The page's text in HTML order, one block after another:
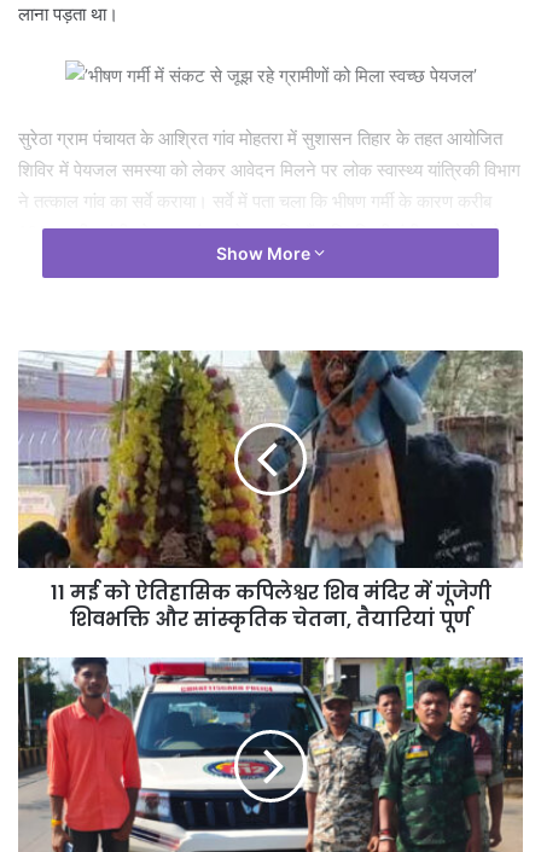
लाना पड़ता था।
सुरेठा ग्राम पंचायत के आश्रित गांव मोहतरा में सुशासन तिहार के तहत आयोजित
शिविर में पेयजल समस्या को लेकर आवेदन मिलने पर लोक स्वास्थ्य यांत्रिकी विभाग
ने तत्काल गांव का सर्वे कराया। सर्वे में पता चला कि भीषण गर्मी के कारण करीब
100 ग्रामीण गंभीर पेयजल संकट से प्रभावित हैं। स्थिति की गंभीरता को देखते हुए
लोक स्वास्थ्य यांत्रिकी विभाग ने त्वरित कार्यवाही कर गांव में नया ट्यूबवेल स्थापित
करने वाला अभियान साबित हो रहा है।
Show More
11 मई को ऐतिहासिक कपिलेश्वर शिव मंदिर में गूंजेगी
शिवभक्ति और सांस्कृतिक चेतना, तैयारियां पूर्ण